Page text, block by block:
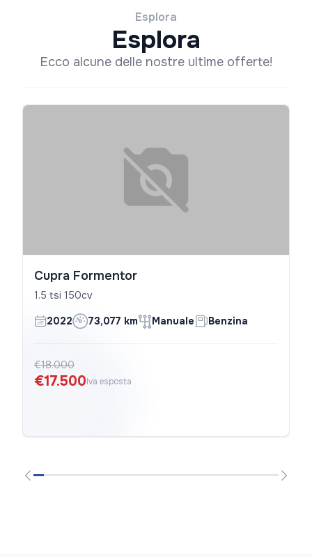
Esplora
Esplora
Ecco alcune delle nostre ultime offerte!
Cupra Formentor
1.5 tsi 150cv
2022 73,077 km Manuale Benzina
€18.000
€17.500Iva esposta